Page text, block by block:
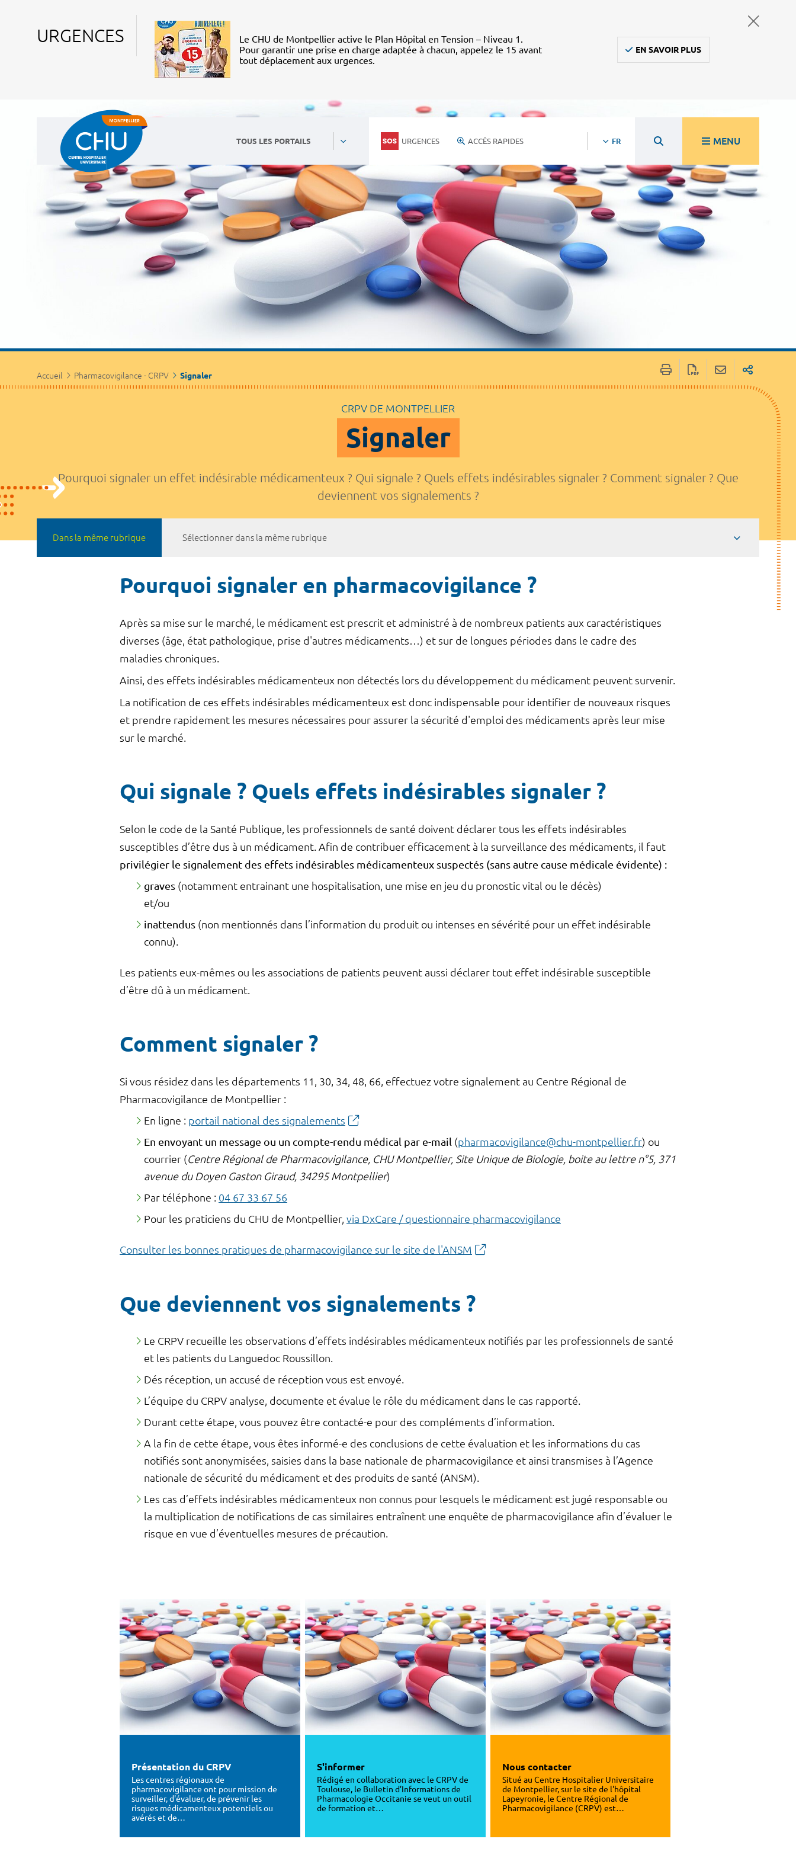
URGENCES
Le CHU de Montpellier active le Plan Hôpital en Tension – Niveau 1.
Pour garantir une prise en charge adaptée à chacun, appelez le 15 avant
tout déplacement aux urgences.
EN SAVOIR PLUS
TOUS LES PORTAILS URGENCES ACCÈS RAPIDES FR MENU
Accueil Pharmacovigilance - CRPV Signaler
CRPV DE MONTPELLIER
Signaler
Pourquoi signaler un effet indésirable médicamenteux ? Qui signale ? Quels effets indésirables signaler ? Comment signaler ? Que
deviennent vos signalements ?
Dans la même rubrique Sélectionner dans la même rubrique
Pourquoi signaler en pharmacovigilance ?
Après sa mise sur le marché, le médicament est prescrit et administré à de nombreux patients aux caractéristiques
diverses (âge, état pathologique, prise d'autres médicaments…) et sur de longues périodes dans le cadre des
maladies chroniques.
Ainsi, des effets indésirables médicamenteux non détectés lors du développement du médicament peuvent survenir.
La notification de ces effets indésirables médicamenteux est donc indispensable pour identifier de nouveaux risques
et prendre rapidement les mesures nécessaires pour assurer la sécurité d'emploi des médicaments après leur mise
sur le marché.
Qui signale ? Quels effets indésirables signaler ?
Selon le code de la Santé Publique, les professionnels de santé doivent déclarer tous les effets indésirables
susceptibles d’être dus à un médicament. Afin de contribuer efficacement à la surveillance des médicaments, il faut
privilégier le signalement des effets indésirables médicamenteux suspectés (sans autre cause médicale évidente) :
graves (notamment entrainant une hospitalisation, une mise en jeu du pronostic vital ou le décès)
et/ou
inattendus (non mentionnés dans l’information du produit ou intenses en sévérité pour un effet indésirable
connu).
Les patients eux-mêmes ou les associations de patients peuvent aussi déclarer tout effet indésirable susceptible
d’être dû à un médicament.
Comment signaler ?
Si vous résidez dans les départements 11, 30, 34, 48, 66, effectuez votre signalement au Centre Régional de
Pharmacovigilance de Montpellier :
En ligne : portail national des signalements
En envoyant un message ou un compte-rendu médical par e-mail (pharmacovigilance@chu-montpellier.fr) ou
courrier (Centre Régional de Pharmacovigilance, CHU Montpellier, Site Unique de Biologie, boite au lettre n°5, 371
avenue du Doyen Gaston Giraud, 34295 Montpellier)
Par téléphone : 04 67 33 67 56
Pour les praticiens du CHU de Montpellier, via DxCare / questionnaire pharmacovigilance
Consulter les bonnes pratiques de pharmacovigilance sur le site de l'ANSM
Que deviennent vos signalements ?
Le CRPV recueille les observations d’effets indésirables médicamenteux notifiés par les professionnels de santé
et les patients du Languedoc Roussillon.
Dés réception, un accusé de réception vous est envoyé.
L’équipe du CRPV analyse, documente et évalue le rôle du médicament dans le cas rapporté.
Durant cette étape, vous pouvez être contacté-e pour des compléments d’information.
A la fin de cette étape, vous êtes informé-e des conclusions de cette évaluation et les informations du cas
notifiés sont anonymisées, saisies dans la base nationale de pharmacovigilance et ainsi transmises à l’Agence
nationale de sécurité du médicament et des produits de santé (ANSM).
Les cas d’effets indésirables médicamenteux non connus pour lesquels le médicament est jugé responsable ou
la multiplication de notifications de cas similaires entraînent une enquête de pharmacovigilance afin d’évaluer le
risque en vue d’éventuelles mesures de précaution.
Présentation du CRPV
Les centres régionaux de
pharmacovigilance ont pour mission de
surveiller, d'évaluer, de prévenir les
risques médicamenteux potentiels ou
avérés et de…
S'informer
Rédigé en collaboration avec le CRPV de
Toulouse, le Bulletin d’Informations de
Pharmacologie Occitanie se veut un outil
de formation et…
Nous contacter
Situé au Centre Hospitalier Universitaire
de Montpellier, sur le site de l'hôpital
Lapeyronie, le Centre Régional de
Pharmacovigilance (CRPV) est…